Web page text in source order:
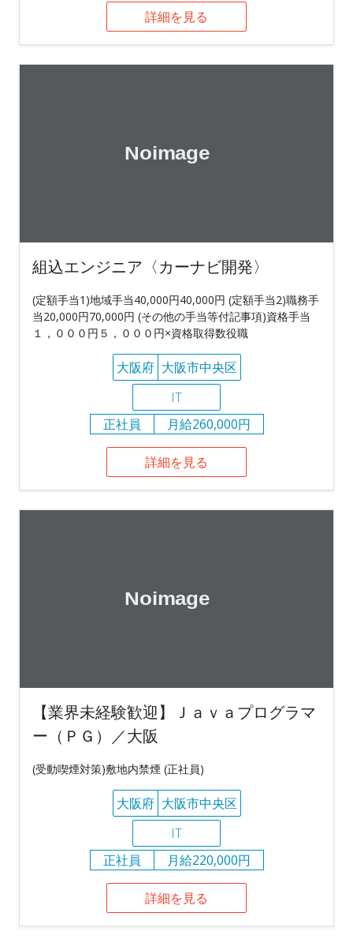
詳細を見る
組込エンジニア〈カーナビ開発〉
(定額手当1)地域手当40,000円40,000円 (定額手当2)職務手
当20,000円70,000円 (その他の手当等付記事項)資格手当
１，０００円５，０００円×資格取得数役職
大阪府 大阪市中央区
IT
正社員
月給260,000円
詳細を見る
【業界未経験歓迎】Ｊａｖａプログラマ
ー（ＰＧ）／大阪
(受動喫煙対策)敷地内禁煙 (正社員)
大阪府 大阪市中央区
IT
正社員
月給220,000円
詳細を見る